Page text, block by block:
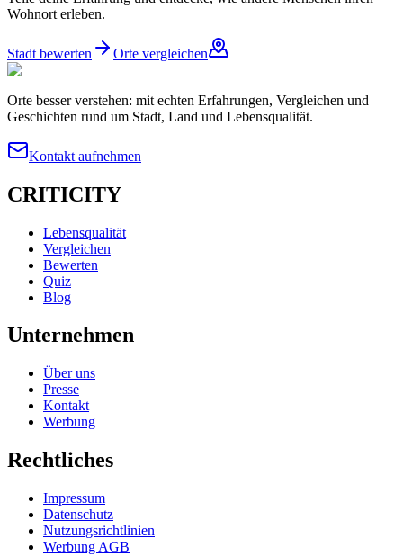
Wohnort erleben.
Stadt bewerten Orte vergleichen
Orte besser verstehen: mit echten Erfahrungen, Vergleichen und
Geschichten rund um Stadt, Land und Lebensqualität.
Kontakt aufnehmen
CRITICITY
Lebensqualität
Vergleichen
Bewerten
Quiz
Blog
Unternehmen
Über uns
Presse
Kontakt
Werbung
Rechtliches
Impressum
Datenschutz
Nutzungsrichtlinien
Werbung AGB